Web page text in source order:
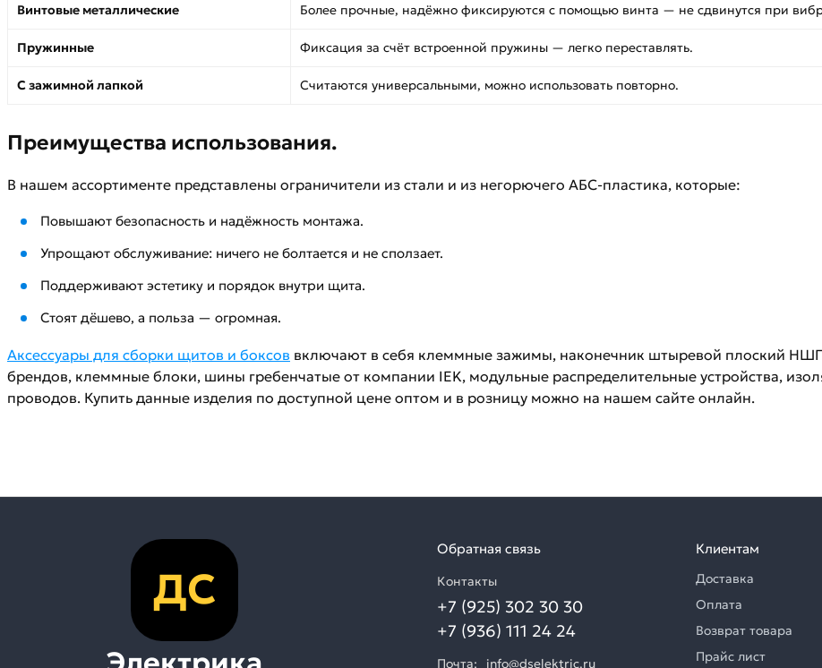
Винтовые металлические Более прочные, надёжно фиксируются с помощью винта — не сдвинутся при
Пружинные Фиксация за счёт встроенной пружины — легко переставлять.
С зажимной лапкой Считаются универсальными, можно использовать повторно.
Преимущества использования.
В нашем ассортименте представлены ограничители из стали и из негорючего АБС-пластика, которые:
Повышают безопасность и надёжность монтажа.
Упрощают обслуживание: ничего не болтается и не сползает.
Поддерживают эстетику и порядок внутри щита.
Стоят дёшево, а польза — огромная.
Аксессуары для сборки щитов и боксов включают в себя клеммные зажимы, наконечник штыревой плоский
брендов, клеммные блоки, шины гребенчатые от компании IEK, модульные распределительные устройства,
проводов. Купить данные изделия по доступной цене оптом и в розницу можно на нашем сайте онлайн.
ДС
Обратная связь
Контакты
+7 (925) 302 30 30
+7 (936) 111 24 24
Почта: info@dselektric.ru
Клиентам
Доставка
Оплата
Возврат товара
Прайс лист